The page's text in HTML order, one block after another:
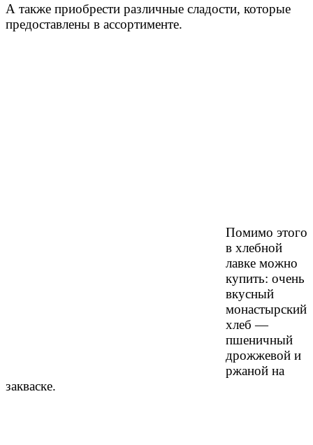
А также приобрести различные сладости, которые
предоставлены в ассортименте.
Помимо этого
в хлебной
лавке можно
купить: очень
вкусный
монастырский
хлеб —
пшеничный
дрожжевой и
ржаной на
закваске.